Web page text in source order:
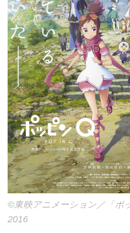
©東映アニメーション／「ポ
2016